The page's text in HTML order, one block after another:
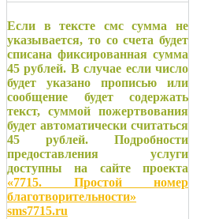
Если в тексте смс сумма не
указывается, то со счета будет
списана фиксированная сумма
45 рублей. В случае если число
будет указано прописью или
сообщение будет содержать
текст, суммой пожертвования
будет автоматически считаться
45 рублей. Подробности
предоставления услуги
доступны на сайте проекта
«7715. Простой номер
благотворительности»
sms7715.ru